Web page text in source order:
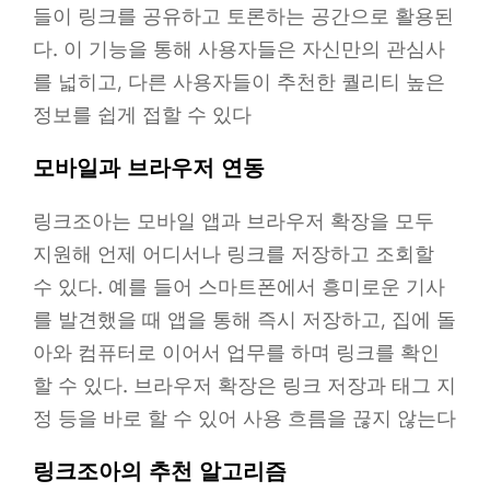
들이 링크를 공유하고 토론하는 공간으로 활용된
다. 이 기능을 통해 사용자들은 자신만의 관심사
를 넓히고, 다른 사용자들이 추천한 퀄리티 높은
정보를 쉽게 접할 수 있다
모바일과 브라우저 연동
링크조아는 모바일 앱과 브라우저 확장을 모두
지원해 언제 어디서나 링크를 저장하고 조회할
수 있다. 예를 들어 스마트폰에서 흥미로운 기사
를 발견했을 때 앱을 통해 즉시 저장하고, 집에 돌
아와 컴퓨터로 이어서 업무를 하며 링크를 확인
할 수 있다. 브라우저 확장은 링크 저장과 태그 지
정 등을 바로 할 수 있어 사용 흐름을 끊지 않는다
링크조아의 추천 알고리즘